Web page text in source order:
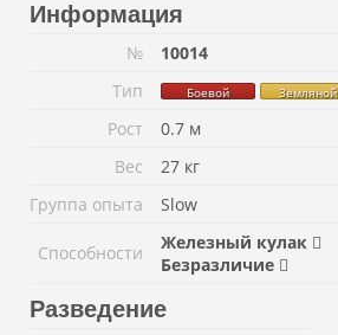
Информация
№
10014
Тип
Боевой Земляной
Рост
0.7 м
Вес
27 кг
Группа опыта
Slow
Способности
Железный кулак
Безразличие
Разведение